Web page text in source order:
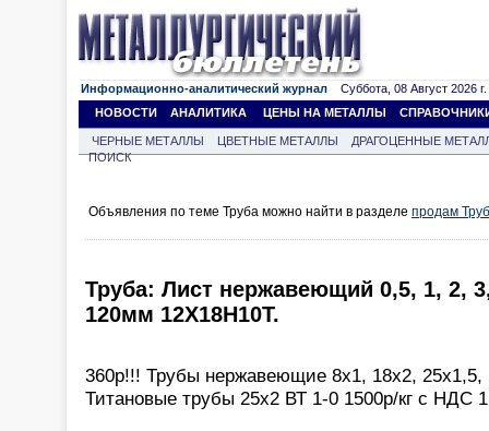
Информационно-аналитический журнал Суббота, 08 Август 2026 г.
НОВОСТИ
АНАЛИТИКА ЦЕНЫ НА МЕТАЛЛЫ
ЧЕРНЫЕ МЕТАЛЛЫ ЦВЕТНЫЕ МЕТАЛЛЫ
ДРАГОЦЕННЫЕ
ПОИСК
Объявления по теме Труба можно найти в разделе продам
Труба: Лист нержавеющий 0,5, 1, 2,
120мм 12Х18Н10Т.
360р!!! Трубы нержавеющие 8х1, 18х2, 25х1,5,
Титановые трубы 25х2 ВТ 1-0 1500р/кг с НДС